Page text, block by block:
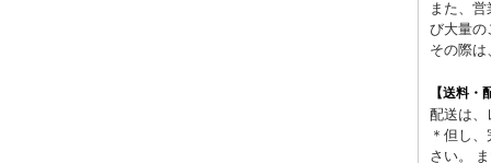
また、
び大量の
その際は
【送料・
配送は、
＊但し
さい。